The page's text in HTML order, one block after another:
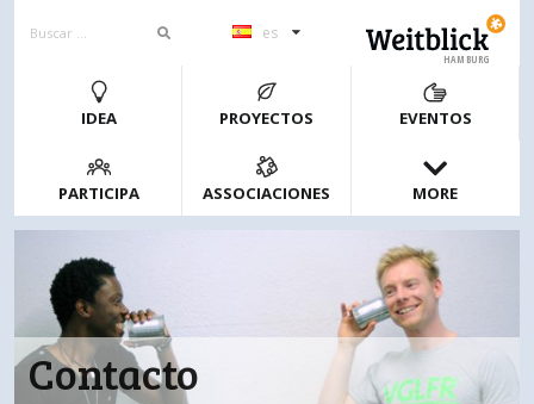
es
HAMBURG
IDEA PROYECTOS EVENTOS
PARTICIPA ASSOCIACIONES MORE
Contacto